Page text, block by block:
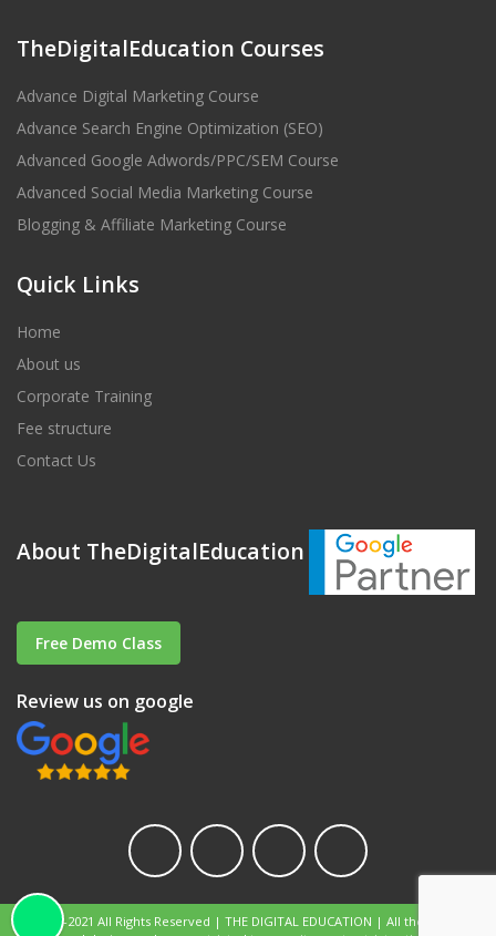
TheDigitalEducation Courses
Advance Digital Marketing Course
Advance Search Engine Optimization (SEO)
Advanced Google Adwords/PPC/SEM Course
Advanced Social Media Marketing Course
Blogging & Affiliate Marketing Course
Quick Links
Home
About us
Corporate Training
Fee structure
Contact Us
About TheDigitalEducation
Free Demo Class
Review us on google
© 2017-2021 All Rights Reserved | THE DIGITAL EDUCATION | All the content